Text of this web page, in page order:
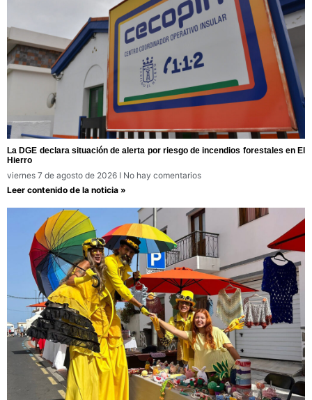
La DGE declara situación de alerta por riesgo de incendios forestales en El
Hierro
viernes 7 de agosto de 2026
No hay comentarios
Leer contenido de la noticia »